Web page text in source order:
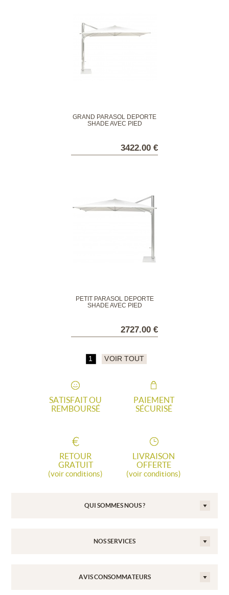
GRAND PARASOL DÉPORTÉ
SHADE AVEC PIED
3422.00 €
PETIT PARASOL DÉPORTÉ
SHADE AVEC PIED
2727.00 €
1 VOIR TOUT
SATISFAIT OU
REMBOURSÉ
PAIEMENT
SÉCURISÉ
RETOUR
GRATUIT
(voir conditions)
LIVRAISON
OFFERTE
(voir conditions)
QUI SOMMES NOUS ?
NOS SERVICES
AVIS CONSOMMATEURS